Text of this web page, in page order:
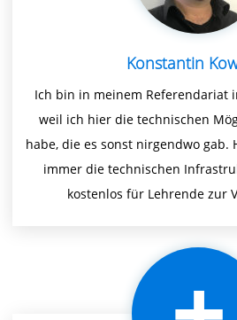
Konstantin
Ich bin in meinem Referendariat
weil ich hier die technischen
habe, die es sonst nirgendwo gab.
immer die technischen
kostenlos für Lehrende zur